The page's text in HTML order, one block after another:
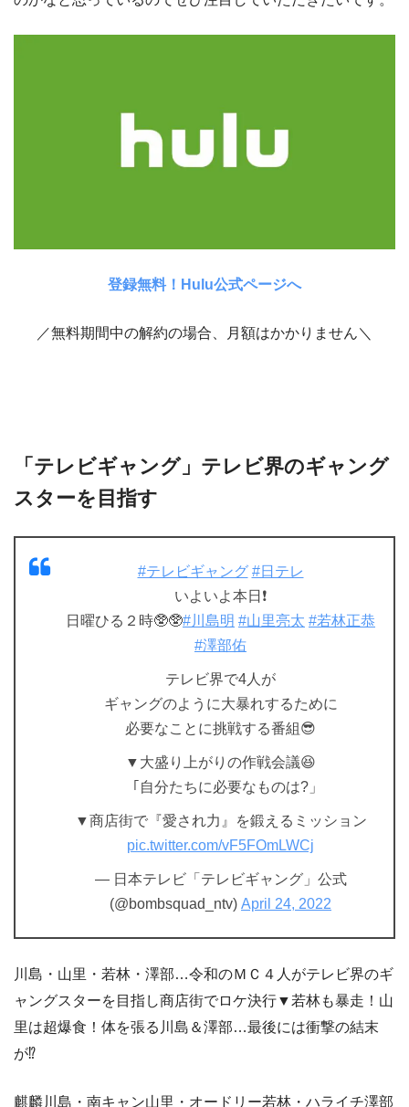
登録無料！Hulu公式ページへ
／無料期間中の解約の場合、月額はかかりません＼
「テレビギャング」テレビ界のギャング
スターを目指す
#テレビギャング #日テレ
いよいよ本日❗️
日曜ひる２時🥸🥸#川島明 #山里亮太 #若林正恭
#澤部佑
テレビ界で4人が
ギャングのように大暴れするために
必要なことに挑戦する番組😎
▼大盛り上がりの作戦会議😆
｢自分たちに必要なものは?」
▼商店街で『愛され力』を鍛えるミッション
pic.twitter.com/vF5FOmLWCj
— 日本テレビ「テレビギャング」公式
(@bombsquad_ntv) April 24, 2022
川島・山里・若林・澤部…令和のＭＣ４人がテレビ界のギ
ャングスターを目指し商店街でロケ決行▼若林も暴走！山
里は超爆食！体を張る川島＆澤部…最後には衝撃の結末
が⁉
麒麟川島・南キャン山里・オードリー若林・ハライチ澤部